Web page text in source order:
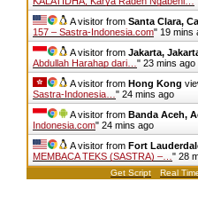
A visitor from Santa Clara,
157 – Sastra-Indonesia.com" 19 mins
A visitor from Jakarta,
Abdullah Harahap dari… " 23 mins ago
A visitor from Hong Kong
Sastra-Indonesia… " 24 mins ago
A visitor from Banda Aceh,
Indonesia.com" 24 mins ago
A visitor from Fort
MEMBACA TEKS (SASTRA) –… " 28
Get Script Real